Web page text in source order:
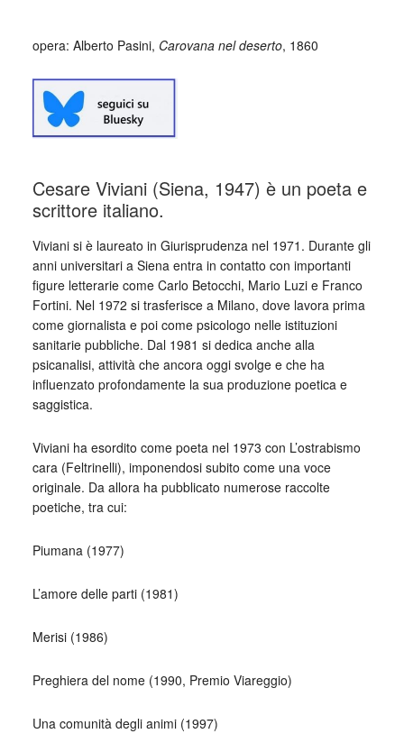
opera: Alberto Pasini, Carovana nel deserto, 1860
Cesare Viviani (Siena, 1947) è un poeta e
scrittore italiano.
Viviani si è laureato in Giurisprudenza nel 1971. Durante gli
anni universitari a Siena entra in contatto con importanti
figure letterarie come Carlo Betocchi, Mario Luzi e Franco
Fortini. Nel 1972 si trasferisce a Milano, dove lavora prima
come giornalista e poi come psicologo nelle istituzioni
sanitarie pubbliche. Dal 1981 si dedica anche alla
psicanalisi, attività che ancora oggi svolge e che ha
influenzato profondamente la sua produzione poetica e
saggistica.
Viviani ha esordito come poeta nel 1973 con L’ostrabismo
cara (Feltrinelli), imponendosi subito come una voce
originale. Da allora ha pubblicato numerose raccolte
poetiche, tra cui:
Piumana (1977)
L’amore delle parti (1981)
Merisi (1986)
Preghiera del nome (1990, Premio Viareggio)
Una comunità degli animi (1997)